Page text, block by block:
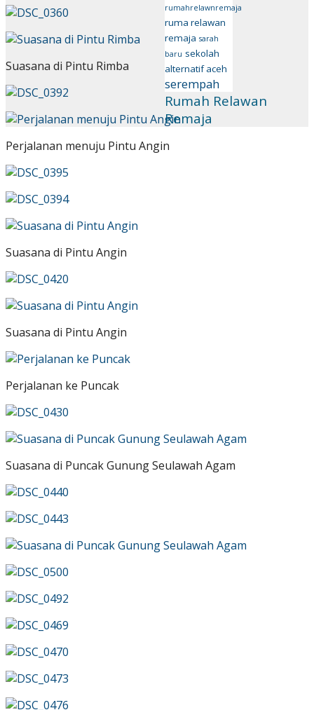
rumahrelawnremaja
ruma relawan
remaja sarah
baru sekolah
alternatif aceh
serempah
Suasana di Pintu Rimba
Perjalanan menuju Pintu Angin
Suasana di Pintu Angin
Suasana di Pintu Angin
Perjalanan ke Puncak
Suasana di Puncak Gunung Seulawah Agam
Rumah Relawan
Remaja